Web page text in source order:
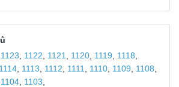
1123 1122 1121 1120, 1119 1118
1114, 1113 1112 1111 1110, 1109 1108
1104, 1103